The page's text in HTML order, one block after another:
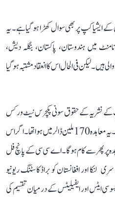
کپ پر بھی سوال کھڑا ہو گیا ہے۔ یہ
میں ہندوستان، پاکستان، بنگلہ دیش،
ہیں۔ لیکن فی الحال اس کا انعقاد مشتبہ ہو گیا
میں ایشیا کپ کے نشریہ کے حقوق سونی پکچرس نیٹ ورکس
انڈیا نے 8 سال کے لیے حاصل کیے تھے۔ یہ معاہدہ 170 ملین ڈالر میں ہوا تھا۔ اگر اس
پر پھر سے کام ہوگا۔ اے سی سی کے پانچ فل
لنکا اور افغانستان کو براڈ کاسٹنگ ریونیو
ایسو سی ایٹس اور ایفیلیٹس کے درمیان تقسیم کی